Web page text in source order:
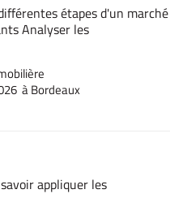
étapes d'un marché
Analyser les
à Bordeaux
appliquer les